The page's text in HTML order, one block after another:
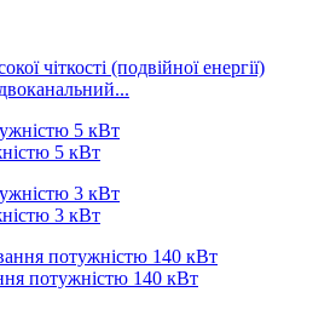
5 кВт
3 кВт
потужністю 140 кВт